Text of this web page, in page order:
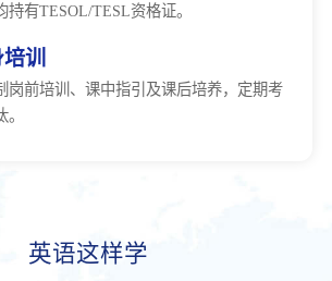
持有TESOL/TESL资格证。
训
岗前培训、课中指引及课后培养，定期考
英语这样学